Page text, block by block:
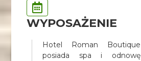
WYPOSAŻENIE
Hotel Roman Boutique
posiada spa i odnowę